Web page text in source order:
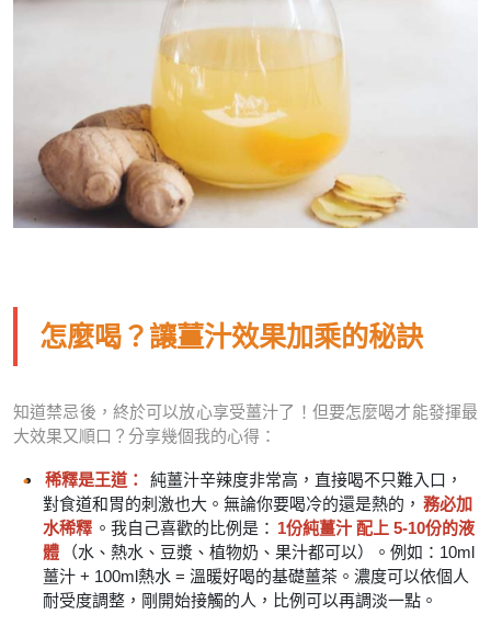
怎麼喝？讓薑汁效果加乘的秘訣
知道禁忌後，終於可以放心享受薑汁了！但要怎麼喝才能發揮最
大效果又順口？分享幾個我的心得：
稀釋是王道：
純薑汁辛辣度非常高，直接喝不只難入口，
對食道和胃的刺激也大。無論你要喝冷的還是熱的， 務必加
水稀釋 。我自己喜歡的比例是： 1份純薑汁 配上 5-10份的液
體
（水、熱水、豆漿、植物奶、果汁都可以）。例如：10ml
薑汁 + 100ml熱水 = 溫暖好喝的基礎薑茶。濃度可以依個人
耐受度調整，剛開始接觸的人，比例可以再調淡一點。